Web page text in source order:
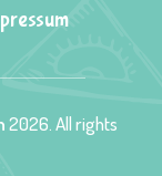
2026. All rights